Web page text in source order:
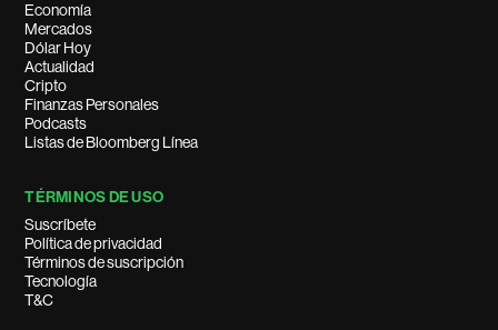
Economía
Mercados
Dólar Hoy
Actualidad
Cripto
Finanzas Personales
Podcasts
Listas de Bloomberg Línea
TÉRMINOS DE USO
Suscríbete
Política de privacidad
Términos de suscripción
Tecnología
T&C